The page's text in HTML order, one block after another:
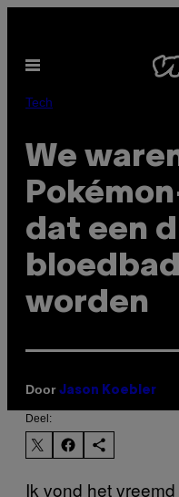
de
inhoud
Open
Tech
We
dat een
worden
Door Jason Koebler
Deel:
Ik vond het